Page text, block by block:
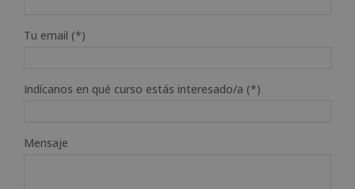
Tu email (*)
Indícanos en qué curso estás interesado/a (*)
Mensaje